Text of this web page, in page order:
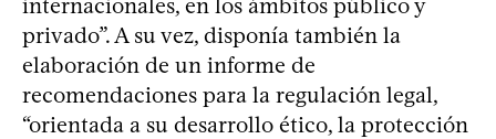
internacionales, en los ámbitos público y
privado”. A su vez, disponía también la
elaboración de un informe de
recomendaciones para la regulación legal,
“orientada a su desarrollo ético, la protección